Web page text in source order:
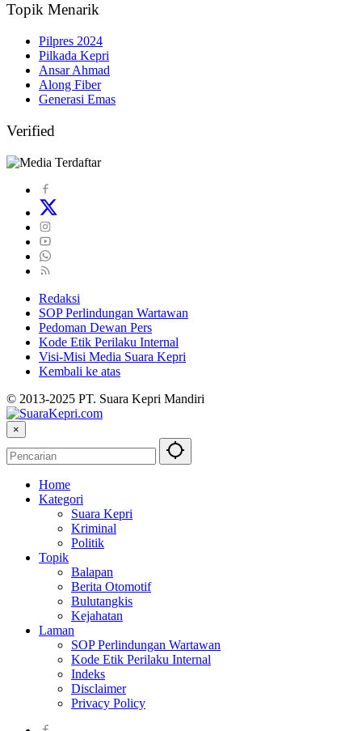
Topik Menarik
Pilpres 2024
Pilkada Kepri
Ansar Ahmad
Along Fiber
Generasi Emas
Verified
Redaksi
SOP Perlindungan Wartawan
Pedoman Dewan Pers
Kode Etik Perilaku Internal
Visi-Misi Media Suara Kepri
Kembali ke atas
© 2013-2025 PT. Suara Kepri Mandiri
×
Home
Kategori
Suara Kepri
Kriminal
Politik
Topik
Balapan
Berita Otomotif
Bulutangkis
Kejahatan
Laman
SOP Perlindungan Wartawan
Kode Etik Perilaku Internal
Indeks
Disclaimer
Privacy Policy